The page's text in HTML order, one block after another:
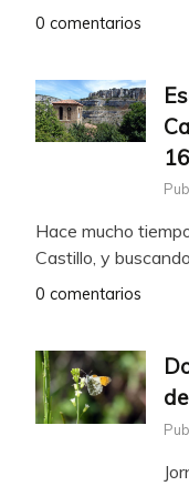
0 comentarios
Hace mucho
Castillo, y
0 comentarios